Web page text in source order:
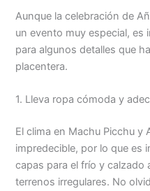
Aunque la celebración de
un evento muy especial, es
para algunos detalles que
placentera.
1. Lleva ropa cómoda y
El clima en Machu Picchu y
impredecible, por lo que es
capas para el frío y calzado
terrenos irregulares. No